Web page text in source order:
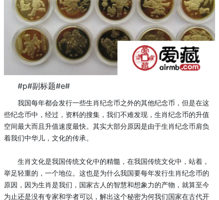
#p#副标题#e#
我国每年都会发行一些生肖纪念币之外的其他纪念币，但是在这
些纪念币中，经过，资料的搜集，我们不难发现，生肖纪念币的升值
空间最大而且升值速度最快。其实大部分原因是由于生肖纪念币肩负
着我们中华儿，文化的传承。
生肖文化是我国传统文化中的精髓，在我国传统文化中，站着，
举足轻重的，一个地位。这也是为什么我国要每年发行生肖纪念币的
原因，因为生肖是我们，国家古人的智慧和想象力的产物，就算至今
为止还是没有专家和学者可以，解出这个秘密为何我们国家在古代开